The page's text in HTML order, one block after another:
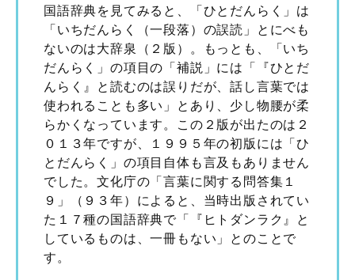
国語辞典を見てみると、「ひとだんらく」は
「いちだんらく（一段落）の誤読」とにべも
ないのは大辞泉（２版）。もっとも、「いち
だんらく」の項目の「補説」には「『ひとだ
んらく』と読むのは誤りだが、話し言葉では
使われることも多い」とあり、少し物腰が柔
らかくなっています。この２版が出たのは２
０１３年ですが、１９９５年の初版には「ひ
とだんらく」の項目自体も言及もありません
でした。文化庁の「言葉に関する問答集１
９」（９３年）によると、当時出版されてい
た１７種の国語辞典で「『ヒトダンラク』と
しているものは、一冊もない」とのことで
す。